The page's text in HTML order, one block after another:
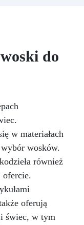
do
w materiałach
wosków.
również
ofercie.
oferują
świec, w tym